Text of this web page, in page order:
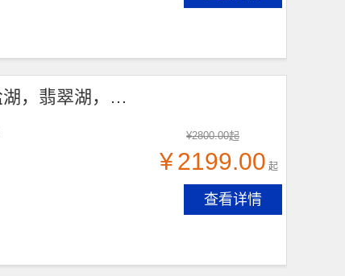
理想·青甘8日游，20人团，兰州出发，青海湖，茶卡盐湖，翡翠湖，张掖，西宁-塔尔寺，祁连大草原，七彩丹霞，嘉峪关关城，海市蜃楼-无界，大地之子，大柴旦，鸣沙山·月牙泉，敦煌，莫高窟，沙洲夜市，
¥2800.00起
¥2199.00 起
查看详情